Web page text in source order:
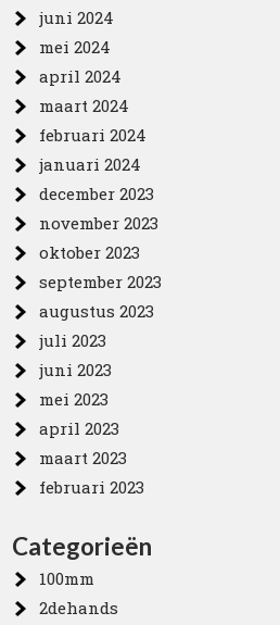
juni 2024
mei 2024
april 2024
maart 2024
februari 2024
januari 2024
december 2023
november 2023
oktober 2023
september 2023
augustus 2023
juli 2023
juni 2023
mei 2023
april 2023
maart 2023
februari 2023
Categorieën
100mm
2dehands